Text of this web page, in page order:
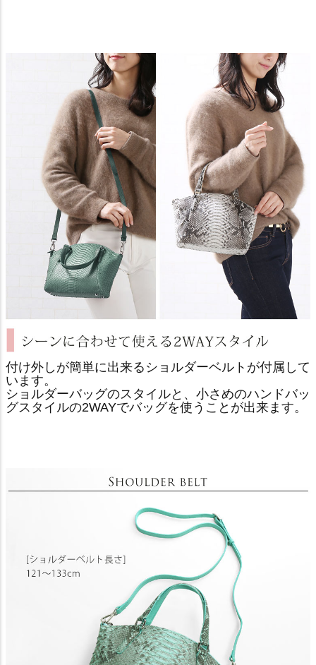
付け外しが簡単に出来るショルダーベルトが付属して
います。
ショルダーバッグのスタイルと、小さめのハンドバッ
グスタイルの2WAYでバッグを使うことが出来ます。